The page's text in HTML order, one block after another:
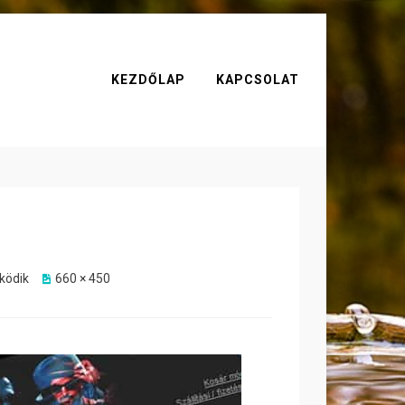
KEZDŐLAP KAPCSOLAT
660 × 450